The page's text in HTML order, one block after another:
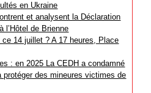
en Ukraine
et analysent la Déclaration
l’Hôtel de Brienne
14 juillet ? A 17 heures, Place
: en 2025 La CEDH a condamné
protéger des mineures victimes de